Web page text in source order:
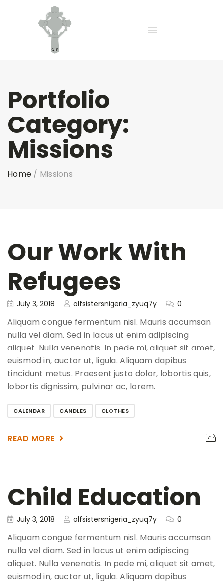
Portfolio
Category:
Missions
Home / Missions
Our Work With
Refugees
July 3, 2018 olfsistersnigeria_zyuq7y 0
Aliquam congue fermentum nisl. Mauris accumsan
nulla vel diam. Sed in lacus ut enim adipiscing
aliquet. Nulla venenatis. In pede mi, aliquet sit amet,
euismod in, auctor ut, ligula. Aliquam dapibus
tincidunt metus. Praesent justo dolor, lobortis quis,
lobortis dignissim, pulvinar ac, lorem.
CALENDAR CANDLES CLOTHES
READ MORE
Child Education
July 3, 2018 olfsistersnigeria_zyuq7y 0
Aliquam congue fermentum nisl. Mauris accumsan
nulla vel diam. Sed in lacus ut enim adipiscing
aliquet. Nulla venenatis. In pede mi, aliquet sit amet,
euismod in, auctor ut, ligula. Aliquam dapibus